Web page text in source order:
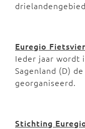
Euregio
Ieder jaar wordt
Sagenland (D)
georganiseerd.
Stichting